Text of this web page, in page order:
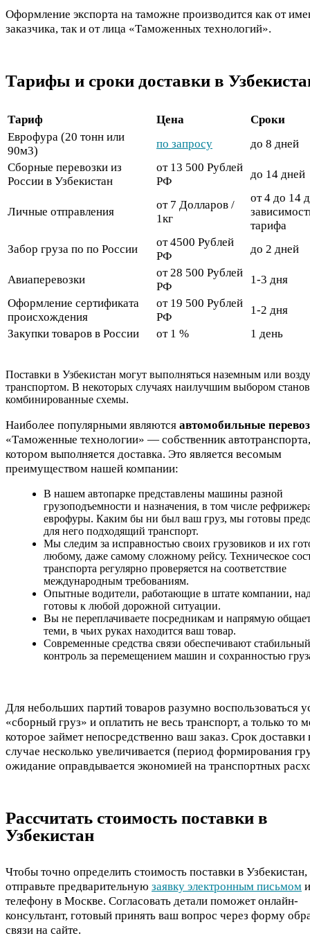
Оформление экспорта на таможне производится как от
заказчика, так и от лица «Таможенных технологий».
Тарифы и сроки доставки в
Тариф Цена
Сроки
Еврофура (20 тонн или
90м3)
по запросу
до 8 дней
Сборные перевозки из
России в Узбекистан
от 13 500 Рублей
РФ
до 14 дней
Личные отправления
от 7 Долларов /
1кг
от 4 до 14
тарифа
Забор груза по по России
от 4500 Рублей
РФ
до 2 дней
Авиаперевозки
от 28 500 Рублей
РФ
1-3 дня
Оформление сертификата
происхождения
от 19 500 Рублей
РФ
1-2 дня
Закупки товаров в России
от 1 % 1 день
Поставки в Узбекистан могут выполняться наземным или
транспортом. В некоторых случаях наилучшим выбором
комбинированные схемы.
Наиболее популярными являются автомобильные
«Таможенные технологии» — собственник
котором выполняется доставка. Это является весомым
преимуществом нашей компании:
В нашем автопарке представлены машины разной
грузоподъемности и назначения, в том числе
еврофуры. Каким бы ни был ваш груз, мы готовы
для него подходящий транспорт.
Мы следим за исправностью своих грузовиков и их
любому, даже самому сложному рейсу. Техническое
транспорта регулярно проверяется на соответствие
международным требованиям.
Опытные водители, работающие в штате компании,
готовы к любой дорожной ситуации.
Вы не переплачиваете посредникам и напрямую
теми, в чьих руках находится ваш товар.
Современные средства связи обеспечивают стабильный
контроль за перемещением машин и сохранностью
Для небольших партий товаров разумно воспользоваться
«сборный груз» и оплатить не весь транспорт, а только то
которое займет непосредственно ваш заказ. Срок доставки
случае несколько увеличивается (период формирования
ожидание оправдывается экономией на транспортных
Рассчитать стоимость поставки в
Узбекистан
Чтобы точно определить стоимость поставки в Узбекистан,
отправьте предварительную заявку электронным письмом
телефону в Москве. Согласовать детали поможет онлайн-
консультант, готовый принять ваш вопрос через форму
связи на сайте.